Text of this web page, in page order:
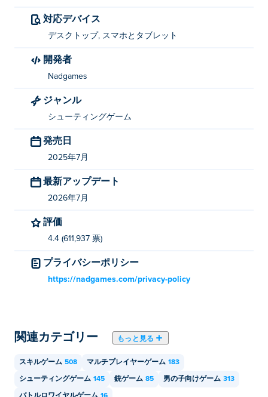
スプリント：シフト
メニュー: タブ
Combat Online 2 を作成したのは何ですか?
Combat Online 2はNadGamesによって開発されまし
た。他のゲームもぜひプレイしてみてください。 Poki
(ポキ)：Bomber Royale、 PixWars 2
Online！
すればいいですか?
Combat Online 2 はモバイル デバイスとデス
クトップでプレイできますか?
Combat Online 2 は、コンピューター、携帯電話、タブ
レットなどのモバイル デバイスでプレイできます。
で、オンラインで友達とプレイできます！
対応デバイス
デスクトップ, スマホとタブレット
開発者
Nadgames
ジャンル
シューティングゲーム
発売日
2025年7月
最新アップデート
2026年7月
評価
4.4 (611,937 票)
プライバシーポリシー
https://nadgames.com/privacy-policy
関連カテゴリー もっと見る
スキルゲーム 508 マルチプレイヤーゲーム 183
シューティングゲーム 145 銃ゲーム 85 男の子向けゲーム 313